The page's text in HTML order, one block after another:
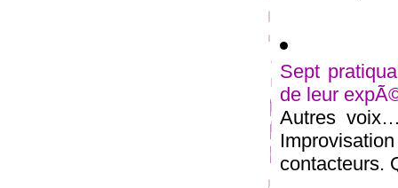
Sept
de leur
Autres
contacteurs.